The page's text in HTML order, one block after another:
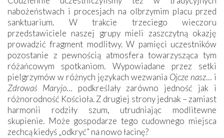
nabożeństwach i procesjach na olbrzymim placu przed
sanktuarium. W trakcie trzeciego wieczoru
przedstawiciele naszej grupy mieli zaszczytną okazję
prowadzić fragment modlitwy. W pamięci uczestników
pozostanie z pewnością atmosfera towarzysząca tym
różańcowym spotkaniom. Wypowiadane przez setki
pielgrzymów w różnych językach wezwania Ojcze nasz… i
Zdrowaś Maryjo… podkreślały zarówno jedność jak i
różnorodność Kościoła. Z drugiej strony jednak – zamiast
harmonii rodziły szum, utrudniając modlitewne
skupienie. Może gospodarze tego cudownego miejsca
zechcą kiedyś „odkryć” na nowo łacinę?